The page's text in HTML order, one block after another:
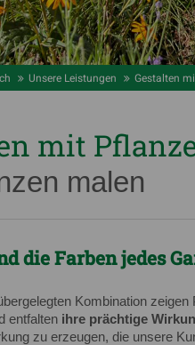
Unsere Leistungen Gestalten
mit
malen
die Farben jedes
Kombination
entfalten ihre prächtige
zu erzeugen, die unsere